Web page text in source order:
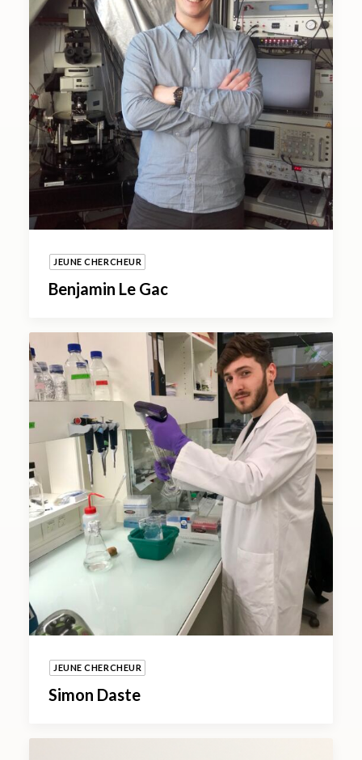
JEUNE CHERCHEUR
Benjamin Le Gac
JEUNE CHERCHEUR
Simon Daste